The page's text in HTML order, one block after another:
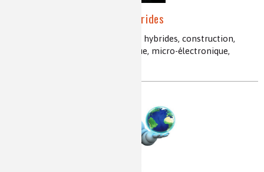
Chimie des matériaux hybrides
matériaux bio-inspirés, matériaux hybrides, construction,
textiles, cosmétique, micro-optique, micro-électronique,